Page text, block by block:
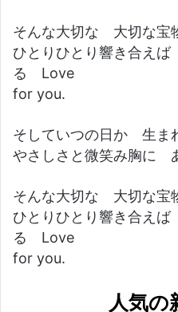
そんな大切な 大切な宝
ひとりひとり響き合え
る Love
for you.
そしていつの日か 生ま
やさしさと微笑み胸に
そんな大切な 大切な宝
ひとりひとり響き合え
る Love
for you.
人気の